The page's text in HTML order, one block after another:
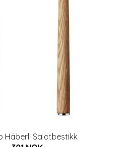
Häberli Salatbestikk